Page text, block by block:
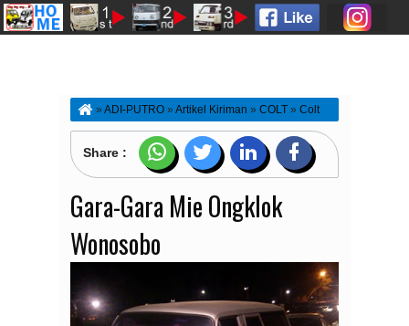
» ADI-PUTRO » Artikel Kiriman » COLT » Colt
Punya Cerita»KAROSERI»MINIBUS»
T120MATAEMPAT»wonosobo » Gara-Gara Mie
Ongklok Wonosobo
Share :
Gara-Gara Mie Ongklok
Wonosobo